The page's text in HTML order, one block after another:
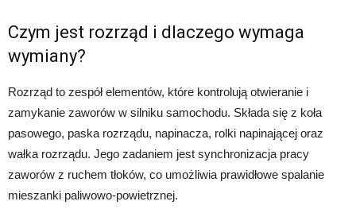
Czym jest rozrząd i dlaczego wymaga
wymiany?
Rozrząd to zespół elementów, które kontrolują otwieranie i
zamykanie zaworów w silniku samochodu. Składa się z koła
pasowego, paska rozrządu, napinacza, rolki napinającej oraz
wałka rozrządu. Jego zadaniem jest synchronizacja pracy
zaworów z ruchem tłoków, co umożliwia prawidłowe spalanie
mieszanki paliwowo-powietrznej.